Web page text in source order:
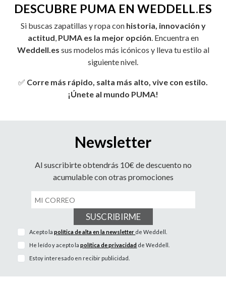
DESCUBRE PUMA EN WEDDELL.ES
Si buscas zapatillas y ropa con historia, innovación y
actitud, PUMA es la mejor opción. Encuentra en
Weddell.es sus modelos más icónicos y lleva tu estilo al
siguiente nivel.
✅ Corre más rápido, salta más alto, vive con estilo.
¡Únete al mundo PUMA!
Newsletter
Al suscribirte obtendrás 10€ de descuento no
acumulable con otras promociones
SUSCRIBIRME
Acepto lapolítica de alta en la newsletter de Weddell.
He leído y acepto lapolítica de privacidad de Weddell.
Estoy interesado en recibir publicidad.